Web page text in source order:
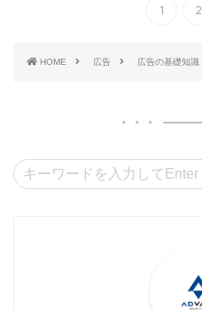
1 2
HOME 広告 広告の基礎知識